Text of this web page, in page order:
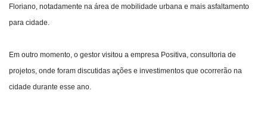
Floriano, notadamente na área de mobilidade urbana e mais asfaltamento
para cidade.
Em outro momento, o gestor visitou a empresa Positiva, consultoria de
projetos, onde foram discutidas ações e investimentos que ocorrerão na
cidade durante esse ano.